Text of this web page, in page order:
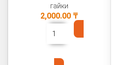
гайки
2,000.00 ₸